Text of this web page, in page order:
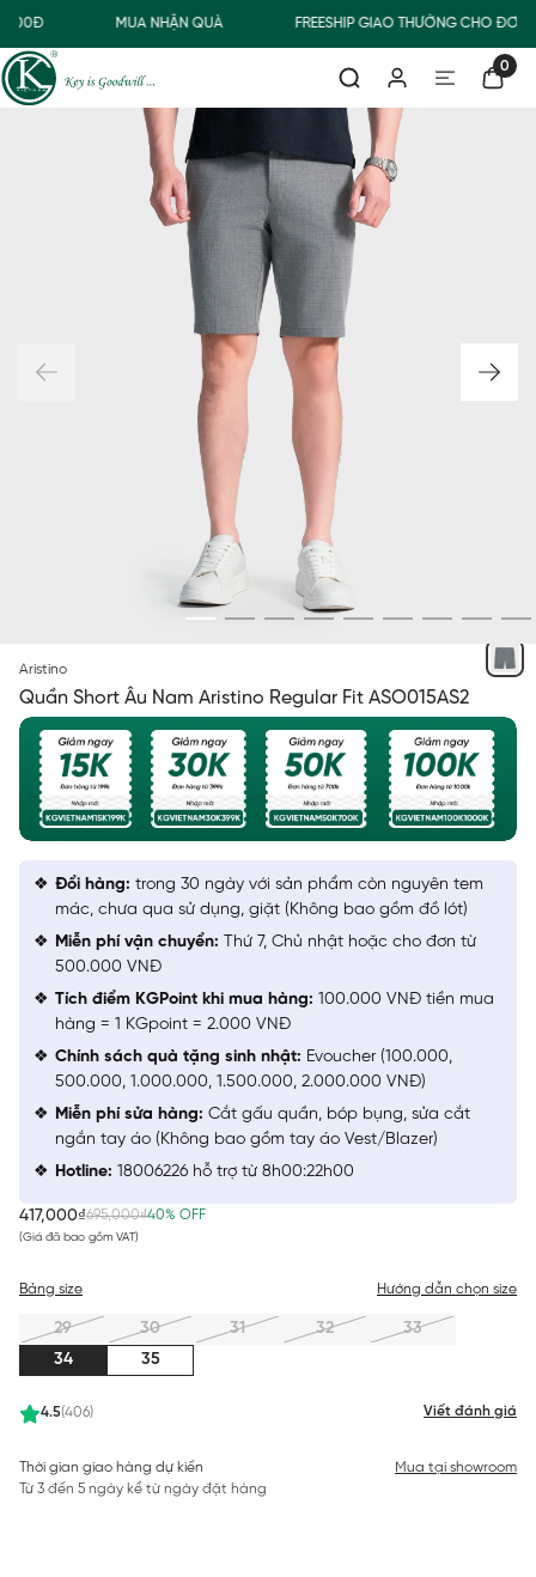
MUA NHẬN QUÀ FREESHIP GIAO THƯỜNG CHO
0
Aristino
Quần Short Âu Nam Aristino Regular Fit ASO015AS2
417,000₫695,000₫40% OFF
(Giá đã bao gồm VAT)
4.5(406) Viết đánh giá
Bảng size Hướng dẫn chọn size
29 30 31 32
33
34
35
Thời gian giao hàng dự kiến
Từ 3 đến 5 ngày kể từ ngày đặt hàng
Mua tại showroom
Đổi hàng: trong 30 ngày với sản phẩm còn nguyên tem
mác, chưa qua sử dụng, giặt (Không bao gồm đồ lót)
Miễn phí vận chuyển: Thứ 7, Chủ nhật hoặc cho đơn từ
500.000 VNĐ
Tích điểm KGPoint khi mua hàng: 100.000 VNĐ tiền mua
hàng = 1 KGpoint = 2.000 VNĐ
Chính sách quà tặng sinh nhật: Evoucher (100.000,
500.000, 1.000.000, 1.500.000, 2.000.000 VNĐ)
Miễn phí sửa hàng: Cắt gấu quần, bóp bụng, sửa cắt
ngắn tay áo (Không bao gồm tay áo Vest/Blazer)
Hotline: 18006226 hỗ trợ từ 8h00:22h00